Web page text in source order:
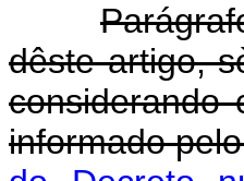
dêste artigo,
considerando
informado